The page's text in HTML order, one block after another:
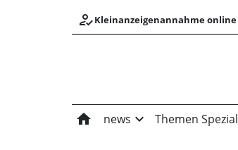
how_to_regKleinanzeigenannahme online
home news expand_more Themen Spezial